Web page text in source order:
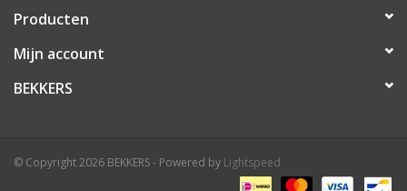
Producten
Mijn account
BEKKERS
© Copyright 2026 BEKKERS - Powered by Lightspeed